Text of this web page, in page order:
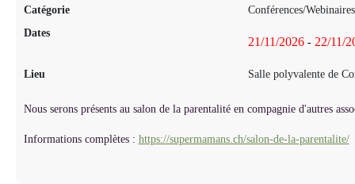
Catégorie
Conférences/
Dates
21/11/2026- 22/11/
Lieu Salle polyvalente de
Nous serons présents au salon de la parentalité en compagnie d'autres
Informations complètes : https://supermamans.ch/salon-de-la-parentalite/